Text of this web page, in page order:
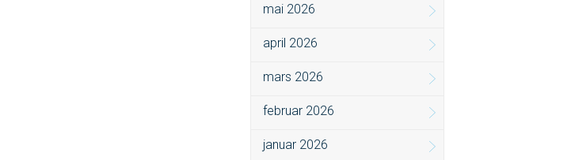
mai 2026
april 2026
mars 2026
februar 2026
januar 2026